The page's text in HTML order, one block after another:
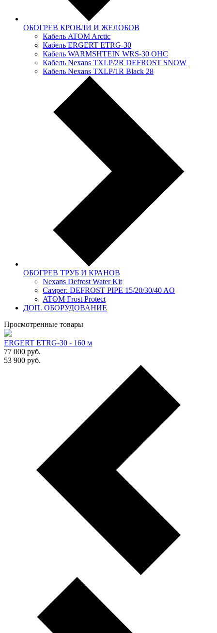
ОБОГРЕВ КРОВЛИ И ЖЕЛОБОВ
Кабель ATOM Arctic
Кабель ERGERT ETRG-30
Кабель WARMSHTEIN WRS-30 OHC
Кабель Nexans TXLP/2R DEFROST SNOW
Кабель Nexans TXLP/1R Black 28
ОБОГРЕВ ТРУБ И КРАНОВ
Nexans Defrost Water Kit
Самрег. DEFROST PIPE 15/20/30/40 AO
ATOM Frost Protect
ДОП. ОБОРУДОВАНИЕ
Просмотренные товары
ERGERT ETRG-30 - 160 м
77 000 руб.
53 900 руб.